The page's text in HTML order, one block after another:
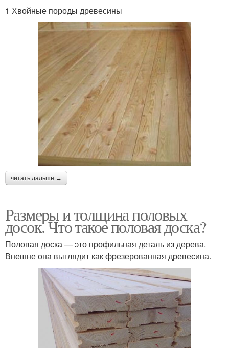
1 Хвойные породы древесины
читать дальше →
Размеры и толщина половых
досок. Что такое половая доска?
Половая доска — это профильная деталь из дерева.
Внешне она выглядит как фрезерованная древесина.